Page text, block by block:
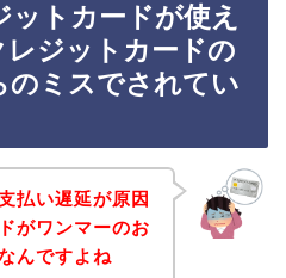
トカードが使え
レジットカードの
のミスでされてい
払い遅延が原因
がワンマーのお
んですよね